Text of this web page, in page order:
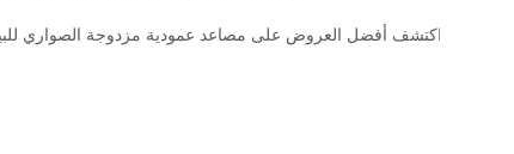
اكتشف أفضل العروض على مصاعد عمودية مزدوجة الصواري